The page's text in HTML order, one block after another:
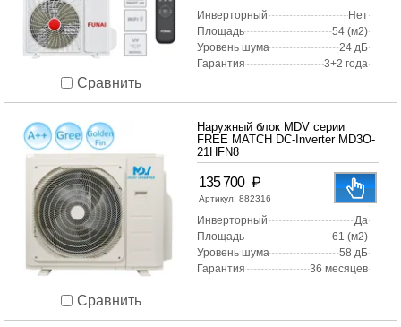
Сравнить
Инверторный
Нет
Площадь
54 (м2)
Уровень шума
24 дБ
Гарантия
3+2 года
Сравнить
Наружный блок MDV серии
FREE MATCH DC-Inverter MD3O-
21HFN8
135 700 ₽
Артикул: 882316
Инверторный
Да
Площадь
61 (м2)
Уровень шума
58 дБ
Гарантия
36 месяцев